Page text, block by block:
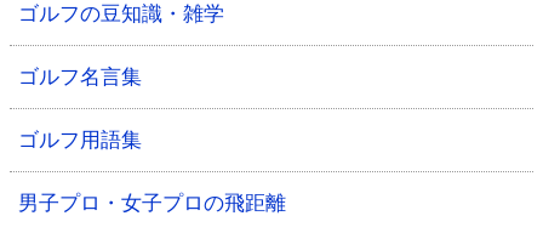
ゴルフの豆知識・雑学
ゴルフ名言集
ゴルフ用語集
男子プロ・女子プロの飛距離